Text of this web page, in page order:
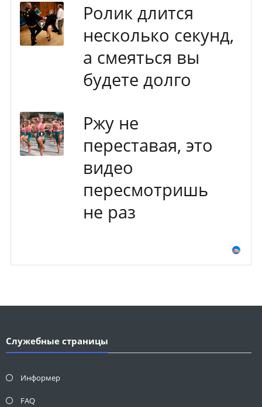
Ролик длится
несколько секунд,
а смеяться вы
будете долго
Ржу не
переставая, это
видео
пересмотришь
не раз
Служебные страницы
Информер
FAQ